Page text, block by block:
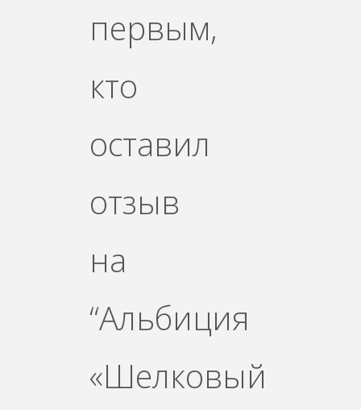
первым,
кто
оставил
отзыв
на
“Альбиция
«Шелковый